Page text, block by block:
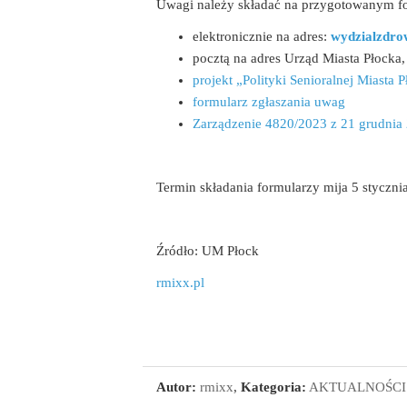
Uwagi należy składać na przygotowanym
elektronicznie na adres:
pocztą na adres Urząd Miasta
projekt „Polityki Senioralnej Miasta
formularz zgłaszania uwag
Zarządzenie 4820/2023 z 21 grudnia
Termin składania formularzy mija 5
Źródło: UM Płock
rmixx.pl
Autor: rmixx, Kategoria: AKTUALNOŚCI